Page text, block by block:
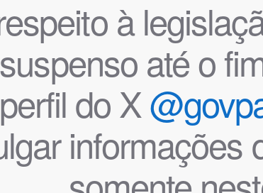
à
até o
do X
informações